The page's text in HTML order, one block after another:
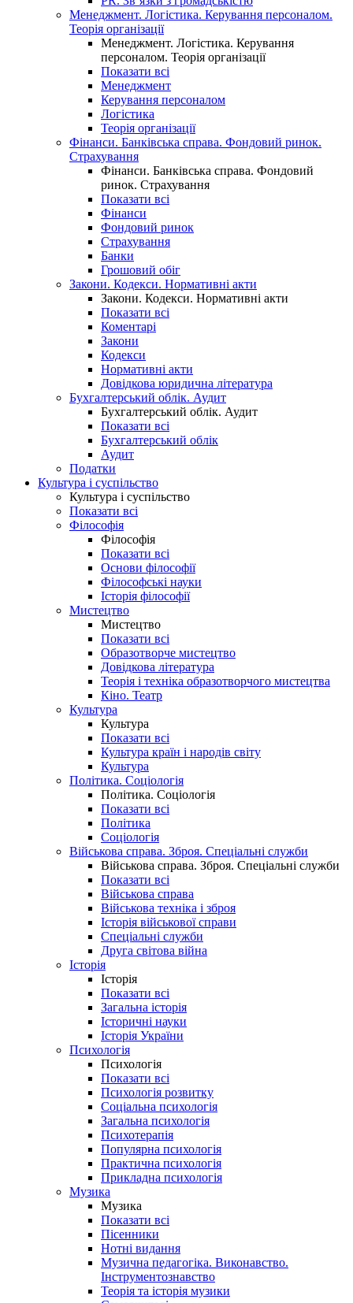
Менеджмент. Логістика. Керування персоналом.
Теорія організації
Менеджмент. Логістика. Керування
персоналом. Теорія організації
Показати всі
Менеджмент
Керування персоналом
Логістика
Теорія організації
Фінанси. Банківська справа. Фондовий ринок.
Страхування
Фінанси. Банківська справа. Фондовий
ринок. Страхування
Показати всі
Фінанси
Фондовий ринок
Страхування
Банки
Грошовий обіг
Закони. Кодекси. Нормативні акти
Закони. Кодекси. Нормативні акти
Показати всі
Коментарі
Закони
Кодекси
Нормативні акти
Довідкова юридична література
Бухгалтерський облік. Аудит
Бухгалтерський облік. Аудит
Показати всі
Бухгалтерський облік
Аудит
Податки
Культура і суспільство
Культура і суспільство
Показати всі
Філософія
Філософія
Показати всі
Основи філософії
Філософські науки
Історія філософії
Мистецтво
Мистецтво
Показати всі
Образотворче мистецтво
Довідкова література
Теорія і техніка образотворчого мистецтва
Кіно. Театр
Культура
Культура
Показати всі
Культура країн і народів світу
Культура
Політика. Соціологія
Політика. Соціологія
Показати всі
Політика
Соціологія
Військова справа. Зброя. Спеціальні служби
Військова справа. Зброя. Спеціальні служби
Показати всі
Військова справа
Військова техніка і зброя
Історія військової справи
Спеціальні служби
Друга світова війна
Історія
Історія
Показати всі
Загальна історія
Історичні науки
Історія України
Психологія
Психологія
Показати всі
Психологія розвитку
Соціальна психологія
Загальна психологія
Психотерапія
Популярна психологія
Практична психологія
Прикладна психологія
Музика
Музика
Показати всі
Пісенники
Нотні видання
Музична педагогіка. Виконавство.
Інструментознавство
Теорія та історія музики